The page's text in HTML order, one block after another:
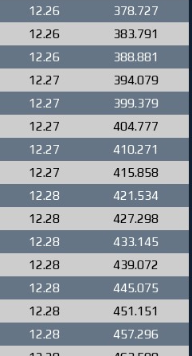
12.26
378.727
12.26
383.791
12.26
388.881
12.27
394.079
12.27
399.379
12.27
404.777
12.27
410.271
12.27
415.858
12.28
421.534
12.28
427.298
12.28
433.145
12.28
439.072
12.28
445.075
12.28
451.151
12.28
457.296